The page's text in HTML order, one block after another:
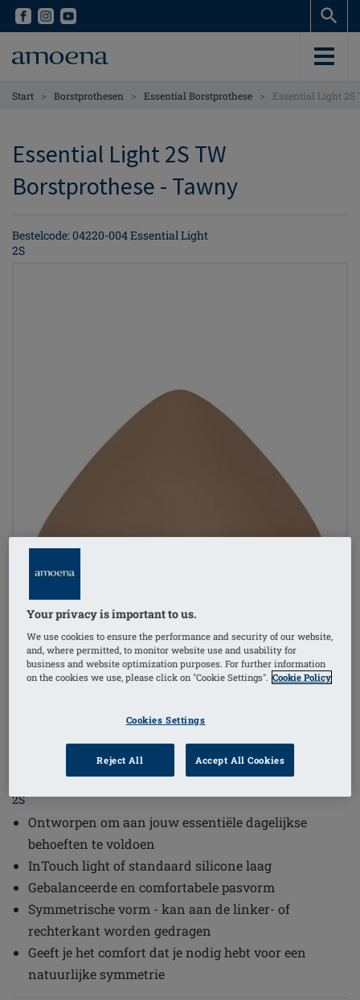
Skip
content
Skip
content
Start > Borstprothesen > Essential Borstprothese > Essential Light 2S
Essential Light 2S TW
Borstprothese - Tawny
Bestelcode: 04220-004 Essential Light
2S
1/2
2S
Ontworpen om aan jouw essentiële dagelijkse
behoeften te voldoen
InTouch light of standaard silicone laag
Gebalanceerde en comfortabele pasvorm
Symmetrische vorm - kan aan de linker- of
rechterkant worden gedragen
Geeft je het comfort dat je nodig hebt voor een
natuurlijke symmetrie
Your privacy is important to us.
We use cookies to ensure the performance and security of our website,
and, where permitted, to monitor website use and usability for
business and website optimization purposes. For further information
on the cookies we use, please click on "Cookie Settings". Cookie Policy
Cookies Settings
Reject All Accept All Cookies